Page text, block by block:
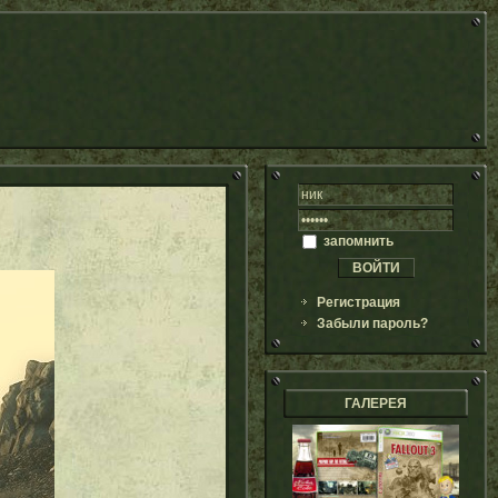
запомнить
Регистрация
Забыли пароль?
ГАЛЕРЕЯ